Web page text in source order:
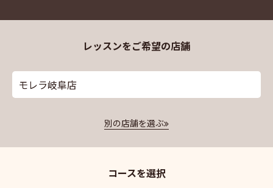
レッスンをご希望の店舗
モレラ岐阜店
別の店舗を選ぶ
コースを選択